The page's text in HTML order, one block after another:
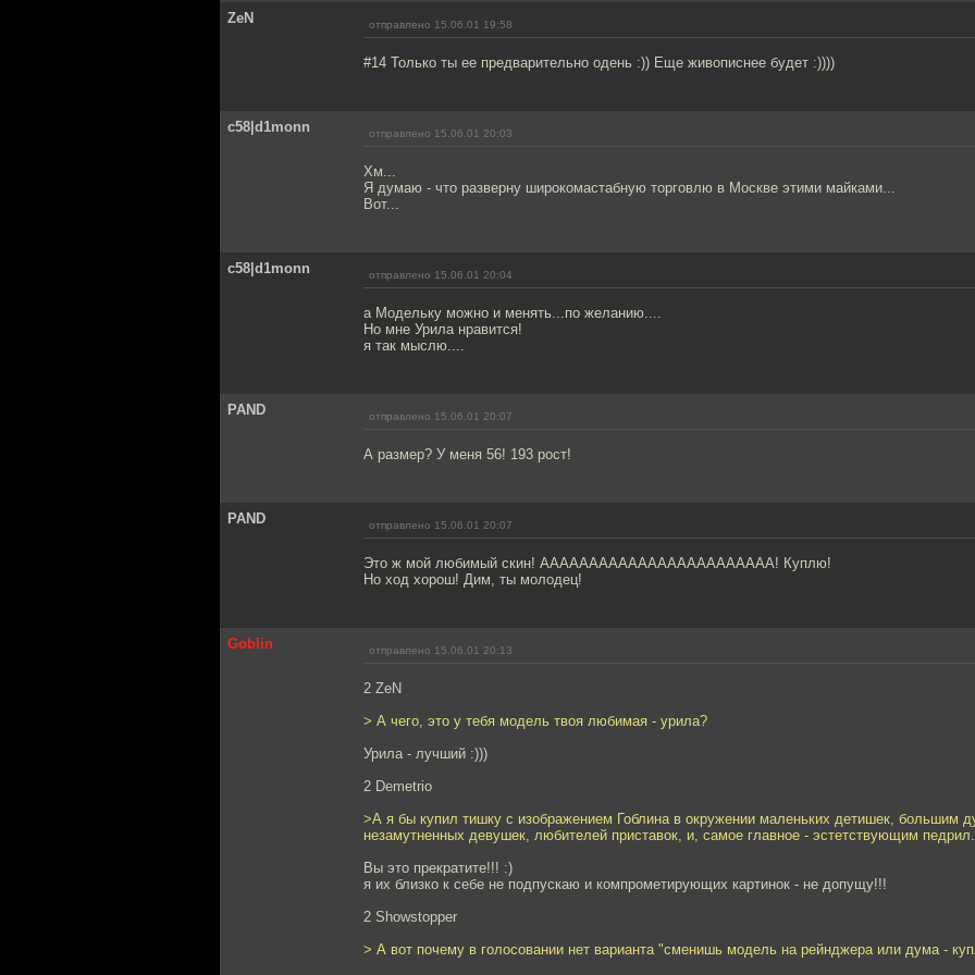
ZeN отправлено 15.06.01 19:58
#14 Только ты ее предварительно одень :)) Еще живописнее будет :))))
c58|d1monn отправлено 15.06.01 20:03
Хм...
Я думаю - что разверну широкомастабную торговлю в Москве этими майками...
Вот...
c58|d1monn отправлено 15.06.01 20:04
а Модельку можно и менять...по желанию....
Но мне Урила нравится!
я так мыслю....
PAND отправлено 15.06.01 20:07
А размер? У меня 56! 193 рост!
PAND отправлено 15.06.01 20:07
Это ж мой любимый скин! АААААААААААААААААААААААА! Куплю!
Но ход хорош! Дим, ты молодец!
Goblin отправлено 15.06.01 20:13
2 ZeN
> А чего, это у тебя модель твоя любимая - урила?
Урила - лучший :)))
2 Demetrio
>А я бы купил тишку с изображением Гоблина в окружении маленьких детишек, большим
незамутненных девушек, любителей приставок, и, самое главное - эстетствующим педрил.
Вы это прекратите!!! :)
я их близко к себе не подпускаю и компрометирующих картинок - не допущу!!!
2 Showstopper
> А вот почему в голосовании нет варианта "сменишь модель на рейнджера или дума -